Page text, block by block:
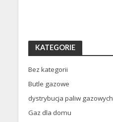
KATEGORIE
Bez kategorii
Butle gazowe
dystrybucja paliw gazowych
Gaz dla domu